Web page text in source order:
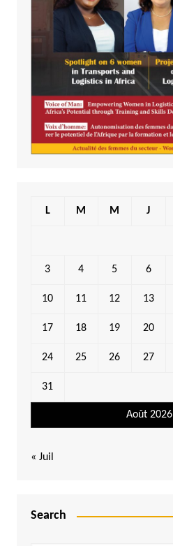
Août 2026
L M M J
3 4 5 6
10 11 12 13
17 18 19 20
24 25 26 27
31
« Juil
Search